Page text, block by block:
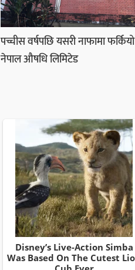
पच्चीस वर्षपछि यसरी नाफामा फर्कियो
नेपाल औषधि लिमिटेड